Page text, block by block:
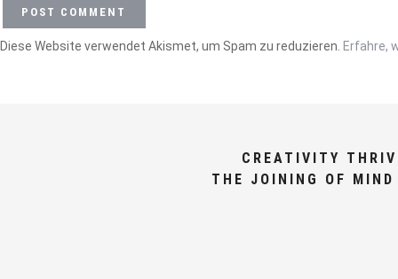
Diese Website verwendet Akismet, um Spam zu reduzieren. Erfahre,
CREATIVITY
THE JOINING OF